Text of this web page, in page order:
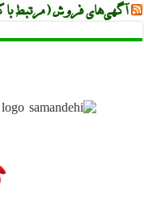
آگهی‌های فروش (مرتبط